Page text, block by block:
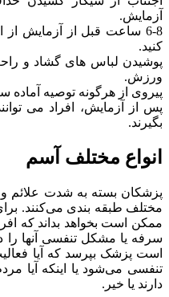
آزمایش.
6-8 ساعت قبل از آزمایش
کنید.
پوشیدن لباس های گشاد و
ورزش.
پیروی از هرگونه توصیه
پس از آزمایش، افراد می
بگیرند.
انواع مختلف آسم
پزشکان بسته به شدت علائم
مختلف طبقه بندی می‌کنند.
ممکن است بخواهد بداند که
سرفه یا مشکل تنفسی آنها
است پزشک بپرسد که آیا
تنفسی می‌شود یا اینکه آیا
دارند یا خیر.